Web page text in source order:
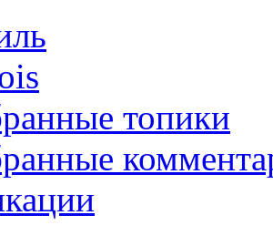
топики